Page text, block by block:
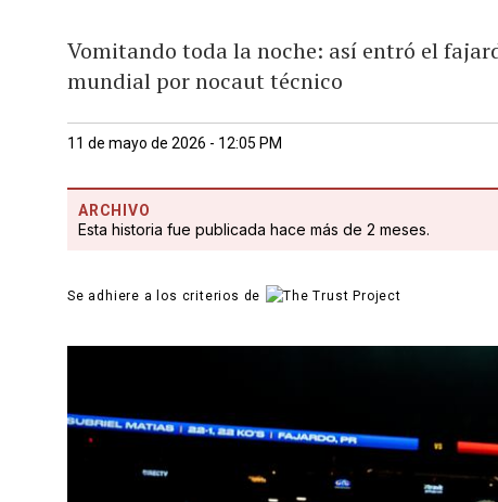
Vomitando toda la noche: así entró el
mundial por nocaut técnico
11 de mayo de 2026 - 12:05 PM
ARCHIVO
Esta historia fue publicada hace más de 2 meses.
Se adhiere a los criterios de